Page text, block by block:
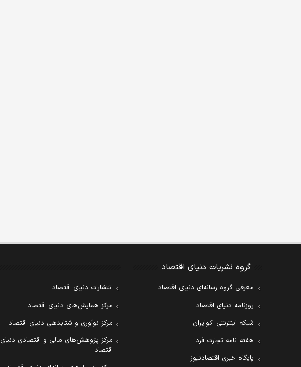
گروه نشریات دنیای اقتصاد
معرفی گروه رسانه‌ای دنیای اقتصاد
روزنامه دنیای اقتصاد
شبکه اینترنتی اکوایران
هفته نامه تجارت فردا
پایگاه خبری اقتصادنیوز
انتشارات دنیای اقتصاد
مرکز همایش‌های دنیای اقتصاد
مرکز نوآوری و شتابدهی دنیای اقتصاد
مرکز پژوهش‌های مالی و اقتصادی دنیای
اقتصاد